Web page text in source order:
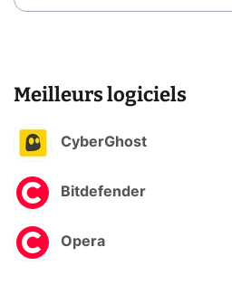
Meilleurs logiciels
CyberGhost
Bitdefender
Opera